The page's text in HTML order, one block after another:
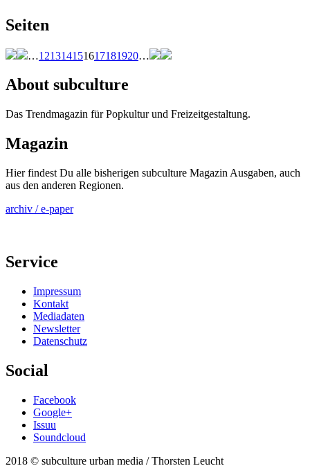
Seiten
…121314151617181920…
About subculture
Das Trendmagazin für Popkultur und Freizeitgestaltung.
Magazin
Hier findest Du alle bisherigen subculture Magazin Ausgaben, auch
aus den anderen Regionen.
archiv / e-paper
Service
Impressum
Kontakt
Mediadaten
Newsletter
Datenschutz
Social
Facebook
Google+
Issuu
Soundcloud
2018 © subculture urban media / Thorsten Leucht